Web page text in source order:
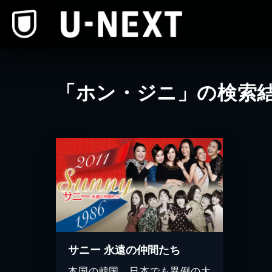
「ホン・ジニ」の検索
サニー 永遠の仲間たち